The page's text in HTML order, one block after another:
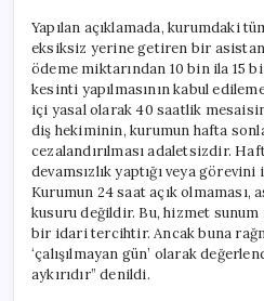
Yapılan açıklamada, kurumdaki
eksiksiz yerine getiren bir
ödeme miktarından 10 bin ila 15
kesinti yapılmasının kabul
içi yasal olarak 40 saatlik
diş hekiminin, kurumun hafta
cezalandırılması adaletsizdir.
devamsızlık yaptığı veya
Kurumun 24 saat açık
kusuru değildir. Bu, hizmet
bir idari tercihtir. Ancak buna
‘çalışılmayan gün’ olarak
aykırıdır” denildi.